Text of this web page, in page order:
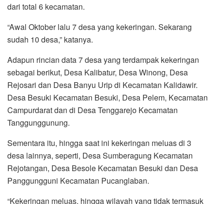
dari total 6 kecamatan.
“Awal Oktober lalu 7 desa yang kekeringan. Sekarang
sudah 10 desa,” katanya.
Adapun rincian data 7 desa yang terdampak kekeringan
sebagai berikut, Desa Kalibatur, Desa Winong, Desa
Rejosari dan Desa Banyu Urip di Kecamatan Kalidawir.
Desa Besuki Kecamatan Besuki, Desa Pelem, Kecamatan
Campurdarat dan di Desa Tenggarejo Kecamatan
Tanggunggunung.
Sementara itu, hingga saat ini kekeringan meluas di 3
desa lainnya, seperti, Desa Sumberagung Kecamatan
Rejotangan, Desa Besole Kecamatan Besuki dan Desa
Panggungguni Kecamatan Pucanglaban.
“Kekeringan meluas, hingga wilayah yang tidak termasuk